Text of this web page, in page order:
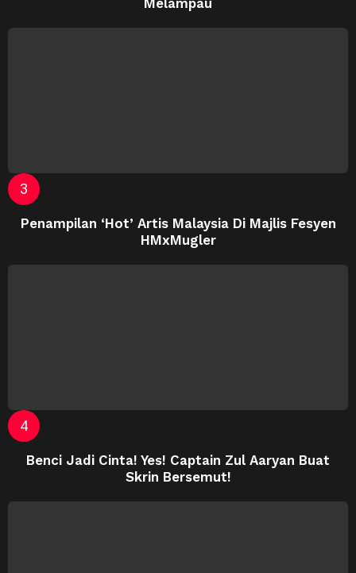
Penampilan ‘Hot’ Artis Malaysia Di Majlis Fesyen
HMxMugler
Benci Jadi Cinta! Yes! Captain Zul Aaryan Buat
Skrin Bersemut!